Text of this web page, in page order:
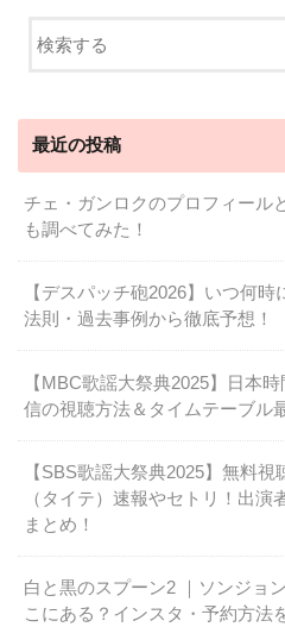
最近の投稿
チェ・ガンロクのプロフィール
も調べてみた！
【デスパッチ砲2026】いつ何時
法則・過去事例から徹底予想！
【MBC歌謡大祭典2025】日本
信の視聴方法＆タイムテーブル
【SBS歌謡大祭典2025】無料
（タイテ）速報やセトリ！出演
まとめ！
白と黒のスプーン2 ｜ソンジョ
こにある？インスタ・予約方法